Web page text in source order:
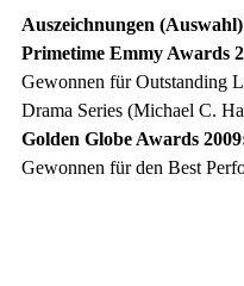
Auszeichnungen
Primetime Emmy Awards
Gewonnen für Outstanding
Drama Series (Michael C.
Golden Globe Awards
Gewonnen für den Best